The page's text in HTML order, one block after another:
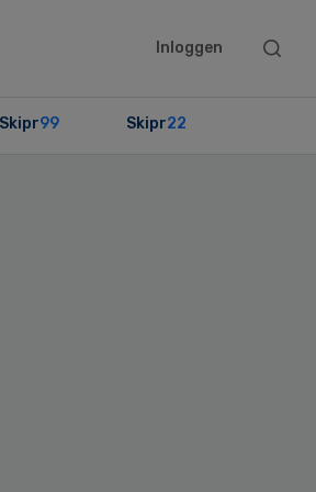
Inloggen
Search
Skipr99 Skipr22